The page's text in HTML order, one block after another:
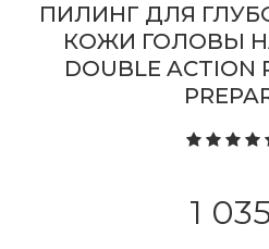
ПИЛИНГ ДЛЯ
КОЖИ ГОЛОВЫ
DOUBLE ACTION
1